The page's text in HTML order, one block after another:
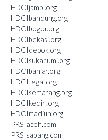
HDCIjambi.org
HDCIbandung.org
HDCIbogor.org
HDCIbekasi.org
HDCIdepok.org
HDCIsukabumi.org
HDCIbanjar.org
HDCItegal.org
HDCIsemarang.org
HDCIkediri.org
HDCImadiun.org
PRSIaceh.com
PRSIsabang.com